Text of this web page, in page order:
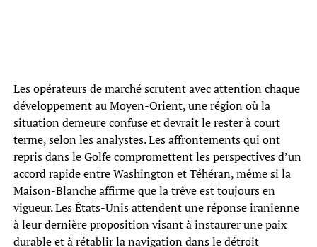
Les opérateurs de marché scrutent avec attention chaque
développement au Moyen-Orient, une région où la
situation demeure confuse et devrait le rester à court
terme, selon les analystes. Les affrontements qui ont
repris dans le Golfe compromettent les perspectives d’un
accord rapide entre Washington et Téhéran, même si la
Maison-Blanche affirme que la trêve est toujours en
vigueur. Les États-Unis attendent une réponse iranienne
à leur dernière proposition visant à instaurer une paix
durable et à rétablir la navigation dans le détroit